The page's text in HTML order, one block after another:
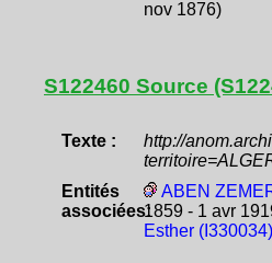
nov 1876)
S122460 Source
Texte :
http://
Entités
associées:
ABEN
1859 - 1 avr
Esther (I330034)